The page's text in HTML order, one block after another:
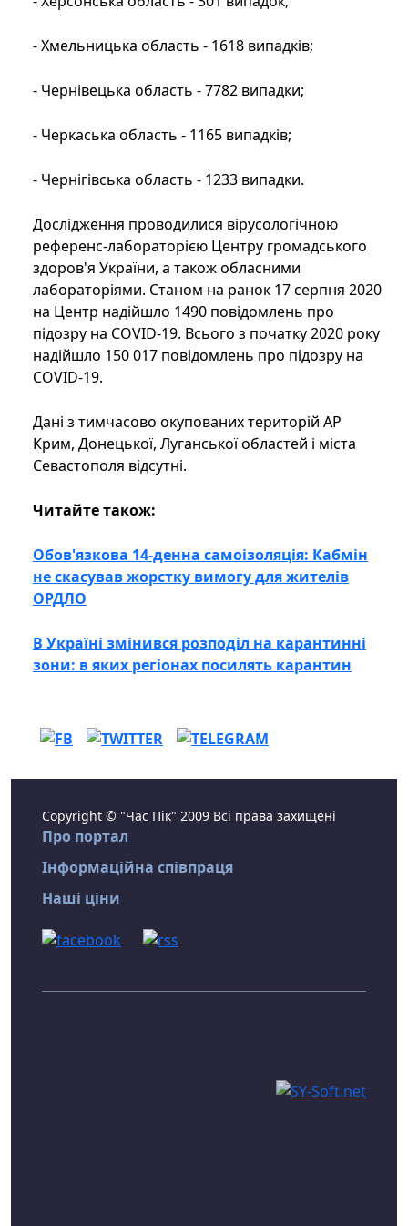
- Хмельницька область - 1618 випадків;
- Чернівецька область - 7782 випадки;
- Черкаська область - 1165 випадків;
- Чернігівська область - 1233 випадки.
Дослідження проводилися вірусологічною
референс-лабораторією Центру громадського
здоров'я України, а також обласними
лабораторіями. Станом на ранок 17 серпня 2020
на Центр надійшло 1490 повідомлень про
підозру на COVID-19. Всього з початку 2020 року
надійшло 150 017 повідомлень про підозру на
COVID-19.
Дані з тимчасово окупованих територій АР
Крим, Донецької, Луганської областей і міста
Севастополя відсутні.
Читайте також:
Обов'язкова 14-денна самоізоляція: Кабмін
не скасував жорстку вимогу для жителів
ОРДЛО
В Україні змінився розподіл на карантинні
зони: в яких регіонах посилять карантин
Copyright © "Час Пік" 2009 Всі права захищені
Про портал
Інформаційна співпраця
Наші ціни